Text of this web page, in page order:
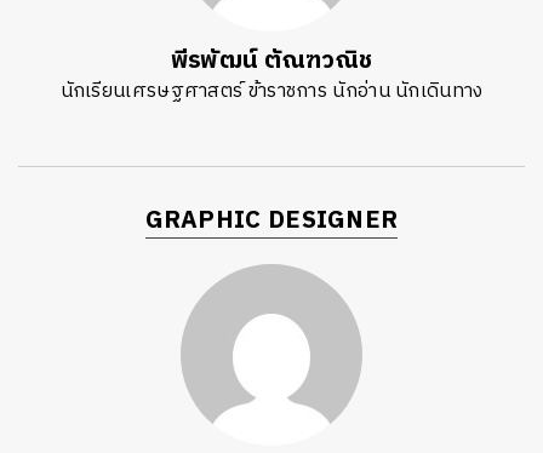
พีรพัฒน์ ตัณฑวณิช
นักเรียนเศรษฐศาสตร์ ข้าราชการ นักอ่าน นักเดินทาง
GRAPHIC DESIGNER